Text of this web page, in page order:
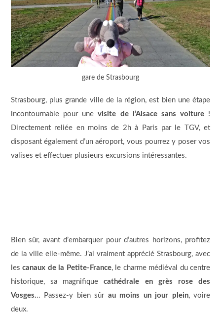
gare de Strasbourg
Strasbourg, plus grande ville de la région, est bien une étape
incontournable pour unevisite de l’Alsace sans voiture !
Directement reliée en moins de 2h à Paris par le TGV, et
disposant également d’un aéroport, vous pourrez y poser vos
valises et effectuer plusieurs excursions intéressantes.
Bien sûr, avant d’embarquer pour d’autres horizons, profitez
de la ville elle-même. J’ai vraiment apprécié Strasbourg, avec
lescanaux de la Petite-France, le charme médiéval du centre
historique, sa magnifique cathédrale en grès rose des
Vosges... Passez-y bien sûr au moins un jour plein, voire
deux.